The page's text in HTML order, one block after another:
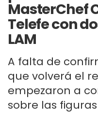
MasterChef
Telefe con
LAM
A falta de
que volverá el
empezaron a
sobre las